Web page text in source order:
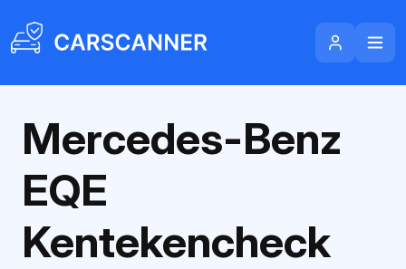
Mercedes-Benz
EQE
Kentekencheck